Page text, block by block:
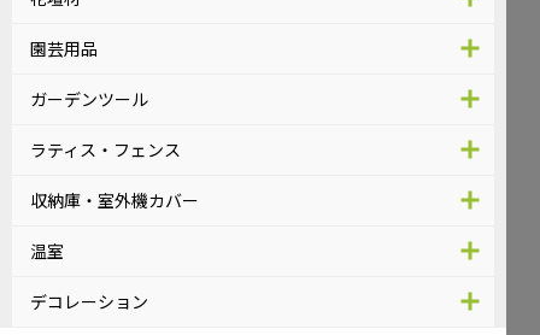
園芸用品
ガーデンツール
ラティス・フェンス
収納庫・室外機カバー
温室
デコレーション